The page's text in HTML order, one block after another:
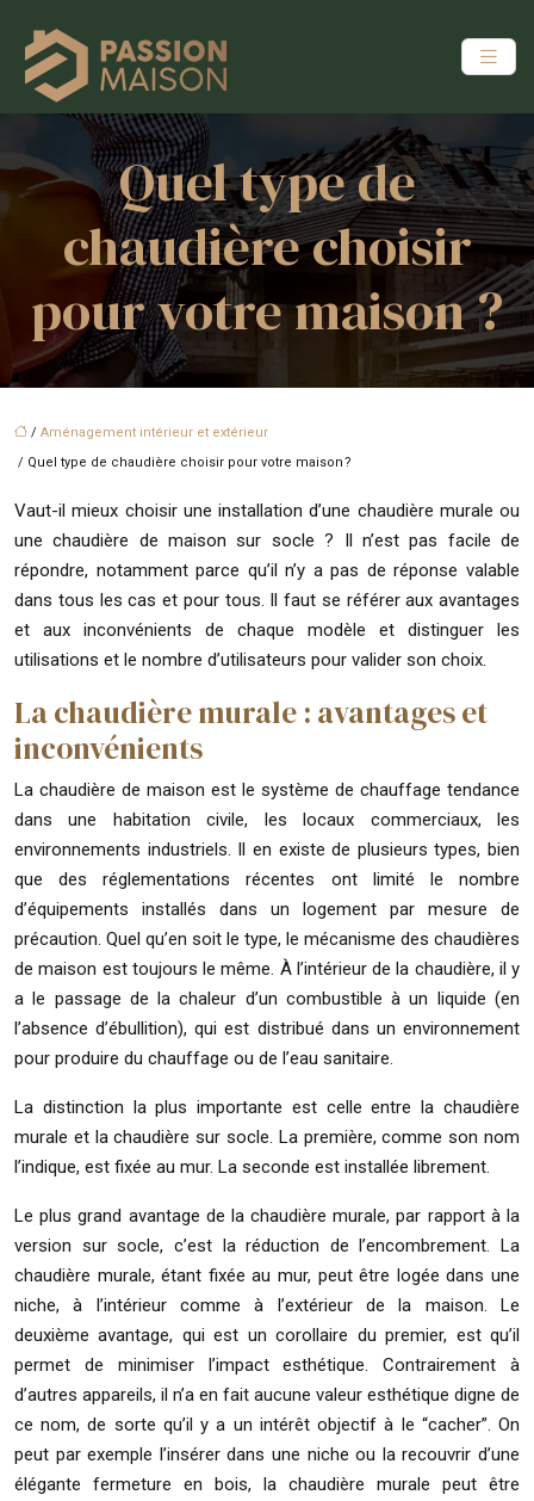
Quel type de
chaudière choisir
pour votre maison ?
/ Aménagement intérieur et extérieur
/ Quel type de chaudière choisir pour votre maison ?
Vaut-il mieux choisir une installation d’une chaudière murale ou
une chaudière de maison sur socle ? Il n’est pas facile de
répondre, notamment parce qu’il n’y a pas de réponse valable
dans tous les cas et pour tous. Il faut se référer aux avantages
et aux inconvénients de chaque modèle et distinguer les
utilisations et le nombre d’utilisateurs pour valider son choix.
La chaudière murale : avantages et
inconvénients
La chaudière de maison est le système de chauffage tendance
dans une habitation civile, les locaux commerciaux, les
environnements industriels. Il en existe de plusieurs types, bien
que des réglementations récentes ont limité le nombre
d’équipements installés dans un logement par mesure de
précaution. Quel qu’en soit le type, le mécanisme des chaudières
de maison est toujours le même. À l’intérieur de la chaudière, il y
a le passage de la chaleur d’un combustible à un liquide (en
l’absence d’ébullition), qui est distribué dans un environnement
pour produire du chauffage ou de l’eau sanitaire.
La distinction la plus importante est celle entre la chaudière
murale et la chaudière sur socle. La première, comme son nom
l’indique, est fixée au mur. La seconde est installée librement.
Le plus grand avantage de la chaudière murale, par rapport à la
version sur socle, c’est la réduction de l’encombrement. La
chaudière murale, étant fixée au mur, peut être logée dans une
niche, à l’intérieur comme à l’extérieur de la maison. Le
deuxième avantage, qui est un corollaire du premier, est qu’il
permet de minimiser l’impact esthétique. Contrairement à
d’autres appareils, il n’a en fait aucune valeur esthétique digne de
ce nom, de sorte qu’il y a un intérêt objectif à le “cacher”. On
peut par exemple l’insérer dans une niche ou la recouvrir d’une
élégante fermeture en bois, la chaudière murale peut être